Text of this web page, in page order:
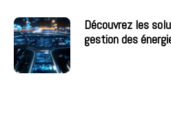
Découvrez les
gestion des